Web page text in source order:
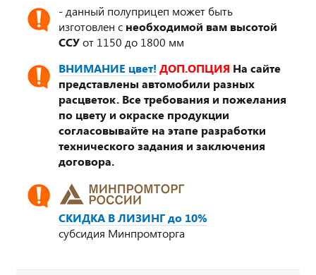
- данный полуприцеп может быть
изготовлен с необходимой вам высотой
ССУот 1150 до 1800 мм
ВНИМАНИЕ цвет! ДОП.ОПЦИЯ На сайте
представлены автомобили разных
расцветок. Все требования и пожелания
по цвету и окраске продукции
согласовывайте на этапе разработки
технического задания и заключения
договора.
СКИДКА В ЛИЗИНГ до 10%
субсидия Минпромторга